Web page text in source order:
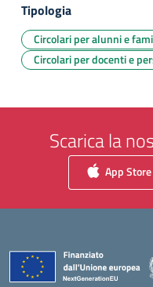
Tipologia
Circolari per alunni e
Circolari per docenti e
Scarica la
App Store